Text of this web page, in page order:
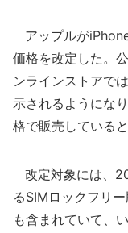
アップルが
価格を改定した。
ンラインストアで
示されるようにな
格で販売していると
改定対象には、
るSIMロックフリ
も含まれていて、